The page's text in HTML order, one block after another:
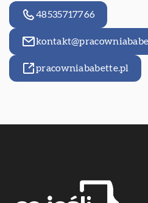
48535717766
pracowniababette.pl